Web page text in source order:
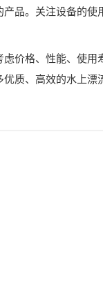
品。关注设备的使
价格、性能、使
质、高效的水上漂